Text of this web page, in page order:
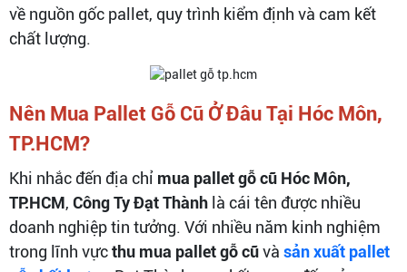
về nguồn gốc pallet, quy trình kiểm định và cam kết
chất lượng.
Nên Mua Pallet Gỗ Cũ Ở Đâu Tại Hóc Môn,
TP.HCM?
Khi nhắc đến địa chỉ mua pallet gỗ cũ Hóc Môn,
TP.HCM, Công Ty Đạt Thành là cái tên được nhiều
doanh nghiệp tin tưởng. Với nhiều năm kinh nghiệm
trong lĩnh vựcthu mua pallet gỗ cũvà sản xuất pallet